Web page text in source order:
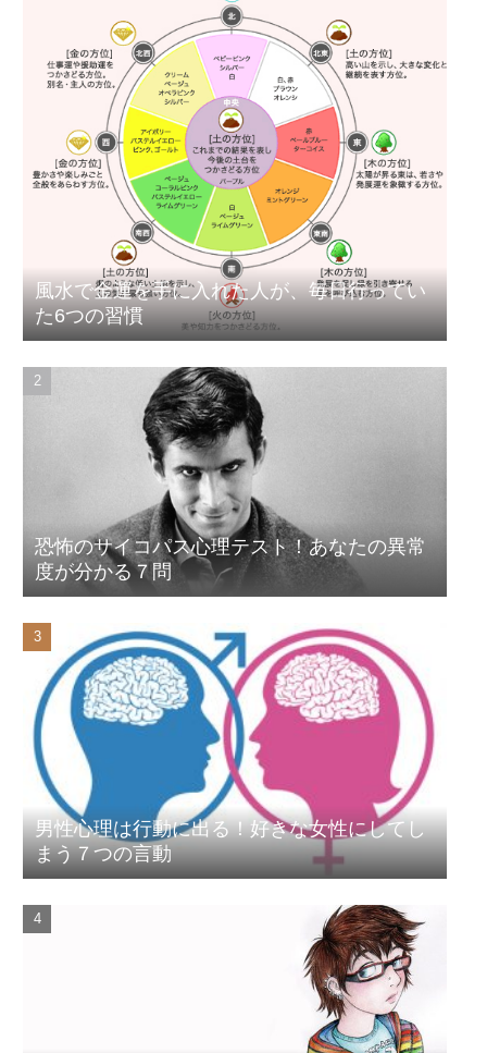
風水で金運を手に入れた人が、毎日行ってい
た6つの習慣
恐怖のサイコパス心理テスト！あなたの異常
度が分かる７問
男性心理は行動に出る！好きな女性にしてし
まう７つの言動